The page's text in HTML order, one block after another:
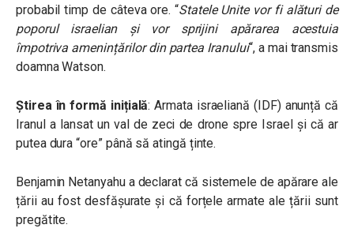
probabil timp de câteva ore. “Statele Unite vor fi alături de
poporul israelian și vor sprijini apărarea acestuia
împotriva amenințărilor din partea Iranului“, a mai transmis
doamna Watson.
Știrea în formă inițială: Armata israeliană (IDF) anunță că
Iranul a lansat un val de zeci de drone spre Israel și că ar
putea dura “ore” până să atingă ținte.
Benjamin Netanyahu a declarat că sistemele de apărare ale
țării au fost desfășurate și că forțele armate ale țării sunt
pregătite.